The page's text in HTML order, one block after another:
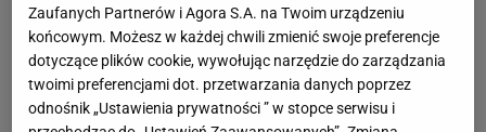
Zaufanych Partnerów i Agora S.A. na Twoim urządzeniu
końcowym. Możesz w każdej chwili zmienić swoje preferencje
dotyczące plików cookie, wywołując narzędzie do zarządzania
twoimi preferencjami dot. przetwarzania danych poprzez
odnośnik „Ustawienia prywatności ” w stopce serwisu i